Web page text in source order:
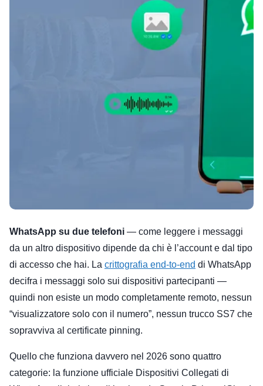
WhatsApp su due telefoni — come leggere i messaggi
da un altro dispositivo dipende da chi è l’account e dal tipo
di accesso che hai. La crittografia end-to-end di WhatsApp
decifra i messaggi solo sui dispositivi partecipanti —
quindi non esiste un modo completamente remoto, nessun
“visualizzatore solo con il numero”, nessun trucco SS7 che
sopravviva al certificate pinning.
Quello che funziona davvero nel 2026 sono quattro
categorie: la funzione ufficiale Dispositivi Collegati di